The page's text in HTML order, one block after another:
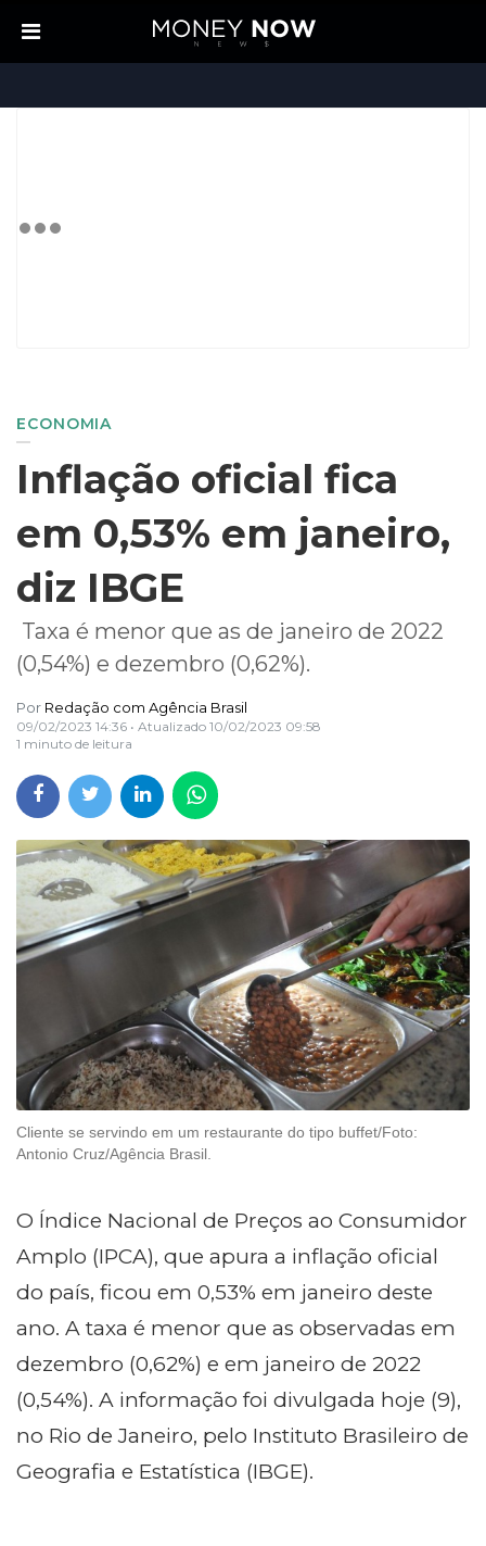
ECONOMIA
Inflação oficial fica
em 0,53% em janeiro,
diz IBGE
Taxa é menor que as de janeiro de 2022
(0,54%) e dezembro (0,62%).
Por Redação com Agência Brasil
09/02/2023 14:36 • Atualizado 10/02/2023 09:58
1 minuto de leitura
Cliente se servindo em um restaurante do tipo buffet/Foto:
Antonio Cruz/Agência Brasil.
O Índice Nacional de Preços ao Consumidor
Amplo (IPCA), que apura a inflação oficial
do país, ficou em 0,53% em janeiro deste
ano. A taxa é menor que as observadas em
dezembro (0,62%) e em janeiro de 2022
(0,54%). A informação foi divulgada hoje (9),
no Rio de Janeiro, pelo Instituto Brasileiro de
Geografia e Estatística (IBGE).